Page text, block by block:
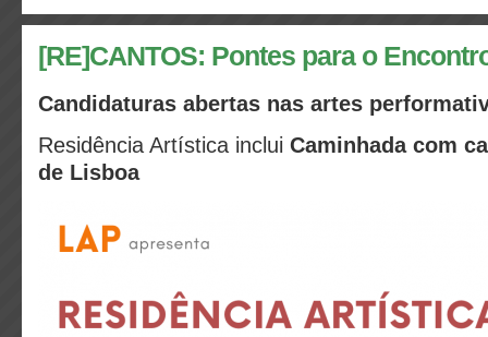
[RE]CANTOS: Pontes para o
Candidaturas abertas nas artes
Residência Artística inclui Caminhada com
de Lisboa